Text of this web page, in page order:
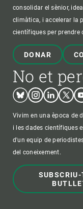
consolidar el sènior,
climàtica, i accelerar la
científiques per prendre
DONAR
No et
BlueskyInstagram
LinkedinTwitter
Vivim en una època de
i les dades científiques
d'un equip de
del coneixement.